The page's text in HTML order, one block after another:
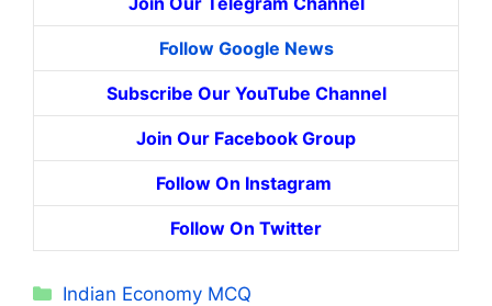
Follow Google News
Subscribe Our YouTube Channel
Join Our Facebook Group
Follow On Instagram
Follow On Twitter
Categories
Indian Economy MCQ